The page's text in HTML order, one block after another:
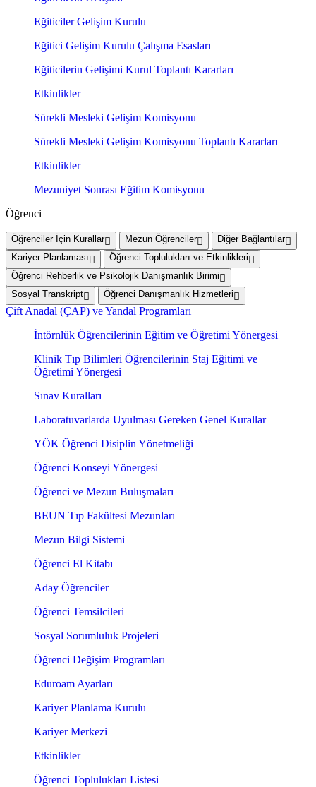
Eğiticiler Gelişim Kurulu
Eğitici Gelişim Kurulu Çalışma Esasları
Eğiticilerin Gelişimi Kurul Toplantı Kararları
Etkinlikler
Sürekli Mesleki Gelişim Komisyonu
Sürekli Mesleki Gelişim Komisyonu Toplantı Kararları
Etkinlikler
Mezuniyet Sonrası Eğitim Komisyonu
Öğrenci
Öğrenciler İçin Kurallar Mezun Öğrenciler
Diğer Bağlantılar
Kariyer Planlaması
Öğrenci Toplulukları ve Etkinlikleri
Öğrenci Rehberlik ve Psikolojik Danışmanlık Birimi
Sosyal Transkript
Öğrenci Danışmanlık Hizmetleri
Çift Anadal (ÇAP) ve Yandal Programları
İntörnlük Öğrencilerinin Eğitim ve Öğretimi Yönergesi
Klinik Tıp Bilimleri Öğrencilerinin Staj Eğitimi ve
Öğretimi Yönergesi
Sınav Kuralları
Laboratuvarlarda Uyulması Gereken Genel Kurallar
YÖK Öğrenci Disiplin Yönetmeliği
Öğrenci Konseyi Yönergesi
Öğrenci ve Mezun Buluşmaları
BEUN Tıp Fakültesi Mezunları
Mezun Bilgi Sistemi
Öğrenci El Kitabı
Aday Öğrenciler
Öğrenci Temsilcileri
Sosyal Sorumluluk Projeleri
Öğrenci Değişim Programları
Eduroam Ayarları
Kariyer Planlama Kurulu
Kariyer Merkezi
Etkinlikler
Öğrenci Toplulukları Listesi